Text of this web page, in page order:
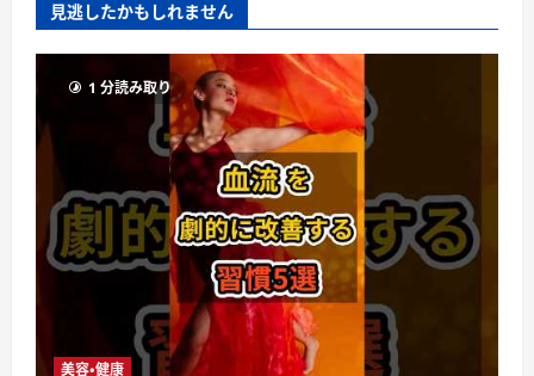
見逃したかもしれません
1 分読み取り
美容・健康